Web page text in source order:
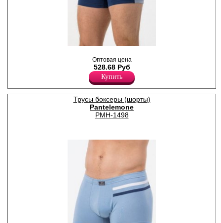
Лайкра 5%
Хлопок 95%
Оптовая цена
528.68 Руб
Купить
Трусы боксеры (шорты)
Pantelemone
PMH-1498